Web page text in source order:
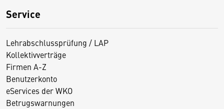
Service
Lehrabschlussprüfung / LAP
Kollektivverträge
Firmen A-Z
Benutzerkonto
eServices der WKO
Betrugswarnungen